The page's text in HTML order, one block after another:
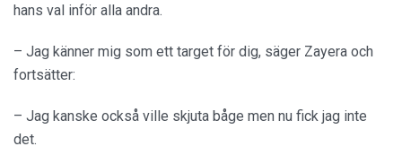
hans val inför alla andra.
– Jag känner mig som ett target för dig, säger Zayera och
fortsätter:
– Jag kanske också ville skjuta båge men nu fick jag inte
det.